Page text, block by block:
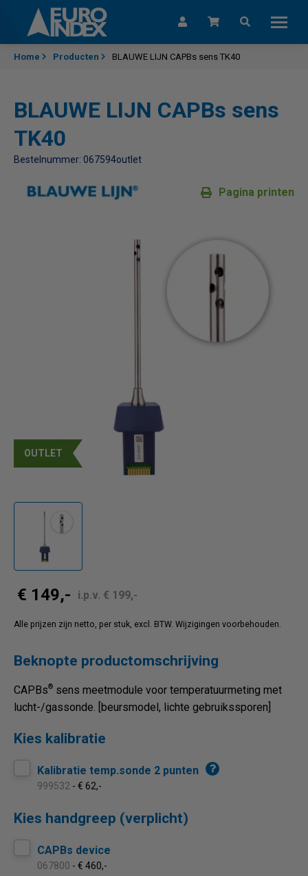
Skip to content
Home Producten BLAUWE LIJN CAPBs sens TK40
BLAUWE LIJN CAPBs sens
TK40
Bestelnummer: 067594outlet
Pagina printen
OUTLET
€ 149,- i.p.v. € 199,-
Alle prijzen zijn netto, per stuk, excl. BTW. Wijzigingen voorbehouden.
Beknopte productomschrijving
CAPBs® sens meetmodule voor temperatuurmeting met
lucht-/gassonde. [beursmodel, lichte gebruikssporen]
Kies kalibratie
Kalibratie temp.sonde 2 punten
999532 - € 62,-
Kies handgreep (verplicht)
CAPBs device
067800 - € 460,-